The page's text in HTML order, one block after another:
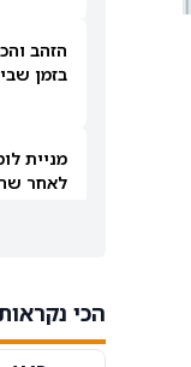
בזמן
לאחר
שצריך הכי